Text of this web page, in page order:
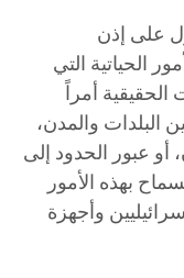
على إذن
الحياتية التي
الحقيقية أمراً
البلدات والمدن،
عبور الحدود إلى
بهذه الأمور
وأجهزة